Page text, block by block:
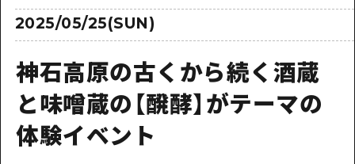
学び・体験
歴史・文化
癒し
自然
宮島周辺
山口県東部
弾丸
日帰り
山口県東部
愛媛県
島根県
施設の混雑状況のお知らせ
手荷物預かり・配送サービス
広島おもてなしパス
HIROSHIMA FREE Wi-Fi
お問い合わせ
事業者・学校関係者の皆さま
2025/05/25(SUN)
神石高原の古くから続く酒蔵
と味噌蔵の【醗酵】がテーマの
体験イベント